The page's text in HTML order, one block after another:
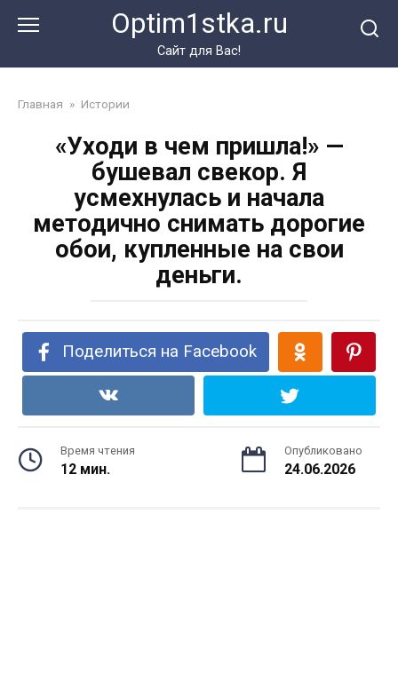
Optim1stka.ru
Сайт для Вас!
Главная » Истории
«Уходи в чем пришла!» —
бушевал свекор. Я
усмехнулась и начала
методично снимать дорогие
обои, купленные на свои
деньги.
Поделиться на Facebook
Время чтения
12 мин.
Опубликовано
24.06.2026